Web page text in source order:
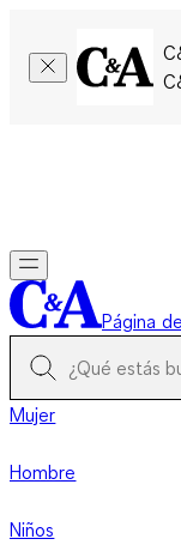
Página
Mujer
Hombre
Niños